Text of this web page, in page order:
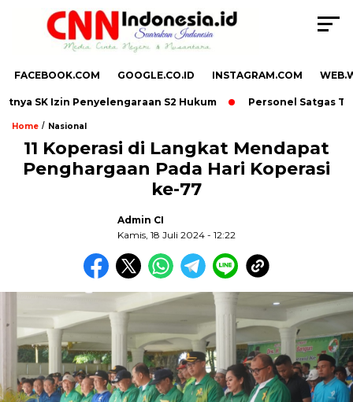
FACEBOOK.COM GOOGLE.CO.ID INSTAGRAM.COM
SK Izin Penyelengaraan S2 Hukum Personel Satgas
Home / Nasional
11 Koperasi di Langkat Mendapat
Penghargaan Pada Hari Koperasi
ke-77
Admin CI
Kamis, 18 Juli 2024 - 12:22
,